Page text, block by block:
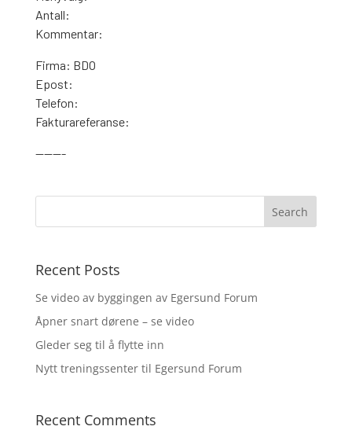
Antall:
Kommentar:
Firma: BDO
Epost:
Telefon:
Fakturareferanse:
———-
Recent Posts
Se video av byggingen av Egersund Forum
Åpner snart dørene – se video
Gleder seg til å flytte inn
Nytt treningssenter til Egersund Forum
Recent Comments